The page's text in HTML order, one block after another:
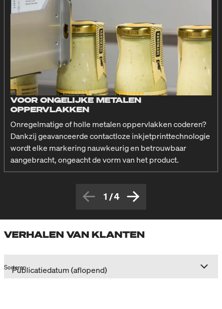
VOOR ONGELIJKE METALEN
OPPERVLAKKEN
Onregelmatige of holle metalen oppervlakken coderen?
Dankzij geavanceerde contactloze inkjetprinttechnologie
wordt elke markering nauwkeurig en betrouwbaar
aangebracht, ongeacht de vorm van het product.
1 /4
VERHALEN VAN KLANTEN
Sorteren